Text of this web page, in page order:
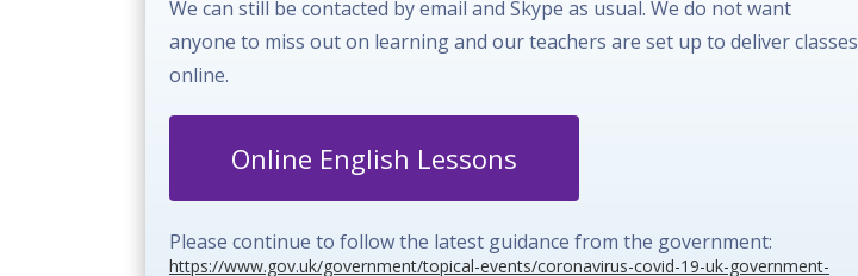
We can still be contacted by email and Skype as usual. We do not want
anyone to miss out on learning and our teachers are set up to deliver classes
online.
Online English Lessons
Please continue to follow the latest guidance from the government:
https://www.gov.uk/government/topical-events/coronavirus-covid-19-uk-government-